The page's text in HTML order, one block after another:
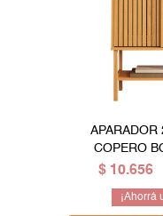
APARADOR
COPERO
$ 10.656